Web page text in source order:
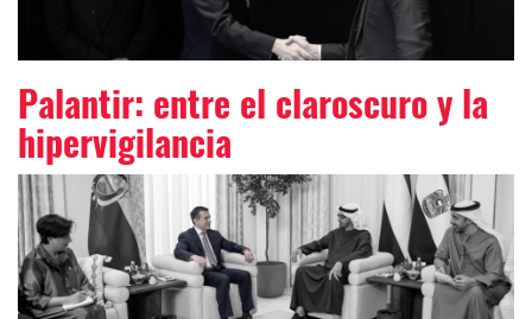
Palantir: entre el claroscuro y la
hipervigilancia